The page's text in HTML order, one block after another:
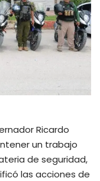
Ricardo
un trabajo
de seguridad,
las acciones de